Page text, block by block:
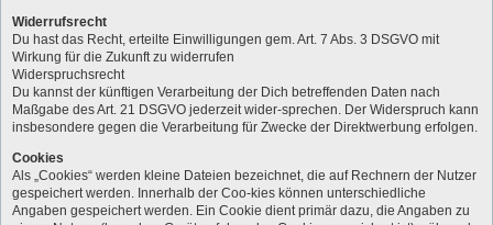
Widerrufsrecht
Du hast das Recht, erteilte Einwilligungen gem. Art. 7 Abs. 3 DSGVO mit
Wirkung für die Zukunft zu widerrufen
Widerspruchsrecht
Du kannst der künftigen Verarbeitung der Dich betreffenden Daten nach
Maßgabe des Art. 21 DSGVO jederzeit wider-sprechen. Der Widerspruch kann
insbesondere gegen die Verarbeitung für Zwecke der Direktwerbung erfolgen.
Cookies
Als „Cookies“ werden kleine Dateien bezeichnet, die auf Rechnern der Nutzer
gespeichert werden. Innerhalb der Coo-kies können unterschiedliche
Angaben gespeichert werden. Ein Cookie dient primär dazu, die Angaben zu